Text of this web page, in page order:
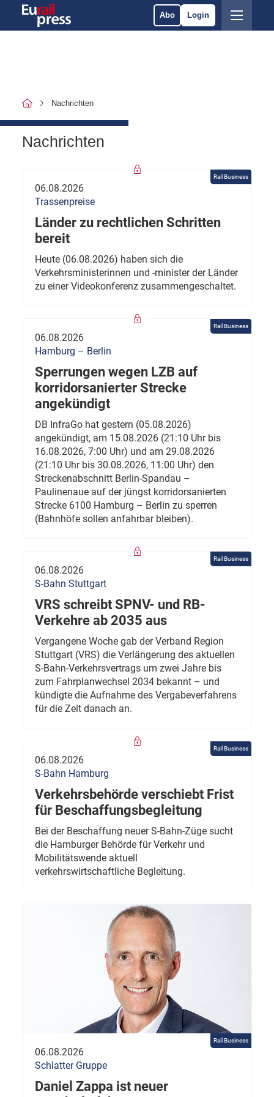
Abo Login
Nachrichten
Nachrichten
Rail Business
06.08.2026
Trassenpreise
Länder zu rechtlichen Schritten
bereit
Heute (06.08.2026) haben sich die
Verkehrsministerinnen und -minister der Länder
zu einer Videokonferenz zusammengeschaltet.
Rail Business
06.08.2026
Hamburg – Berlin
Sperrungen wegen LZB auf
korridorsanierter Strecke
angekündigt
DB InfraGo hat gestern (05.08.2026)
angekündigt, am 15.08.2026 (21:10 Uhr bis
16.08.2026, 7:00 Uhr) und am 29.08.2026
(21:10 Uhr bis 30.08.2026, 11:00 Uhr) den
Streckenabschnitt Berlin-Spandau –
Paulinenaue auf der jüngst korridorsanierten
Strecke 6100 Hamburg – Berlin zu sperren
(Bahnhöfe sollen anfahrbar bleiben).
Rail Business
06.08.2026
S-Bahn Stuttgart
VRS schreibt SPNV- und RB-
Verkehre ab 2035 aus
Vergangene Woche gab der Verband Region
Stuttgart (VRS) die Verlängerung des aktuellen
S-Bahn-Verkehrsvertrags um zwei Jahre bis
zum Fahrplanwechsel 2034 bekannt – und
kündigte die Aufnahme des Vergabeverfahrens
für die Zeit danach an.
Rail Business
06.08.2026
S-Bahn Hamburg
Verkehrsbehörde verschiebt Frist
für Beschaffungsbegleitung
Bei der Beschaffung neuer S-Bahn-Züge sucht
die Hamburger Behörde für Verkehr und
Mobilitätswende aktuell
verkehrswirtschaftliche Begleitung.
Rail Business
06.08.2026
Schlatter Gruppe
Daniel Zappa ist neuer